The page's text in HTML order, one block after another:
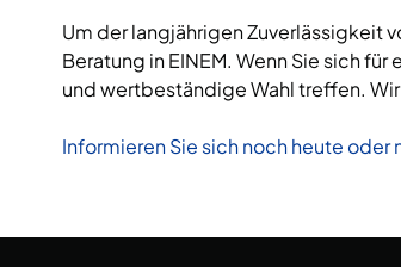
Um der langjährigen Zuverlässigkeit
Beratung in EINEM. Wenn Sie sich
und wertbeständige Wahl treffen.
Informieren Sie sich noch heute oder